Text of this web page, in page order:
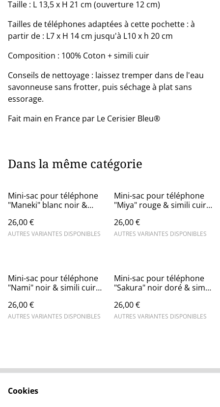
Taille : L 13,5 x H 21 cm (ouverture 12 cm)
Tailles de téléphones adaptées à cette pochette : à
partir de : L7 x H 14 cm jusqu'à L10 x h 20 cm
Composition : 100% Coton + simili cuir
Conseils de nettoyage : laissez tremper dans de l'eau
savonneuse sans frotter, puis séchage à plat sans
essorage.
Fait main en France par Le Cerisier Bleu®
Dans la même catégorie
Mini-sac pour téléphone
"Maneki" blanc noir &
26,00 €
AUTRES VARIANTES DISPONIBLES
Mini-sac pour téléphone
"Miya" rouge & simili cuir
26,00 €
AUTRES VARIANTES DISPONIBLES
Mini-sac pour téléphone
"Nami" noir & simili cuir
26,00 €
AUTRES VARIANTES DISPONIBLES
Mini-sac pour téléphone
"Sakura" noir doré & simili
26,00 €
AUTRES VARIANTES DISPONIBLES
Cookies